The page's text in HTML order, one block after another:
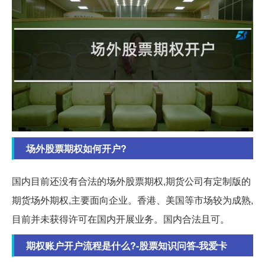
场外股票期权如何开户?
国内目前还没有合法的场外股票期权,期货公司有定制版的
期货场外期权,主要面向企业。香港、美国等市场较为成熟,
目前并未获得许可在国内开展业务。国内合法且可。
期权账户开户流程是什么?-股票知识问答-我爱卡